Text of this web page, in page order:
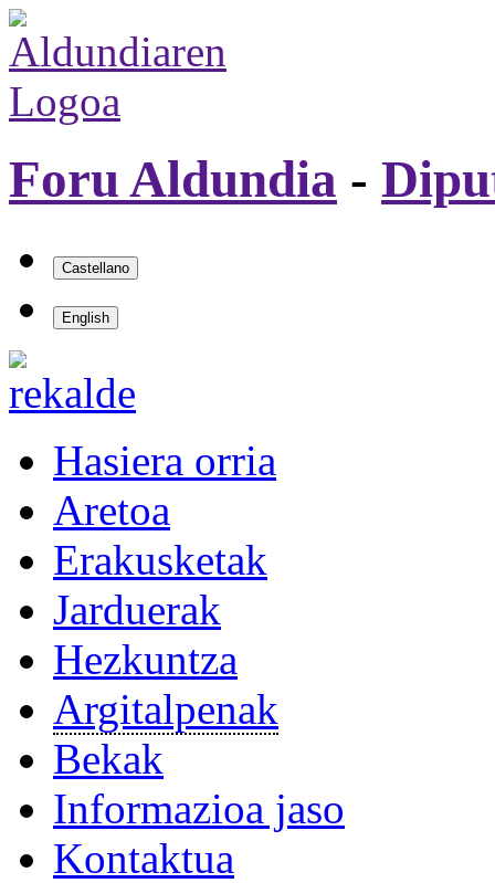
Foru Aldundia -
Hasiera orria
Aretoa
Erakusketak
Jarduerak
Hezkuntza
Argitalpenak
Bekak
Informazioa jaso
Kontaktua